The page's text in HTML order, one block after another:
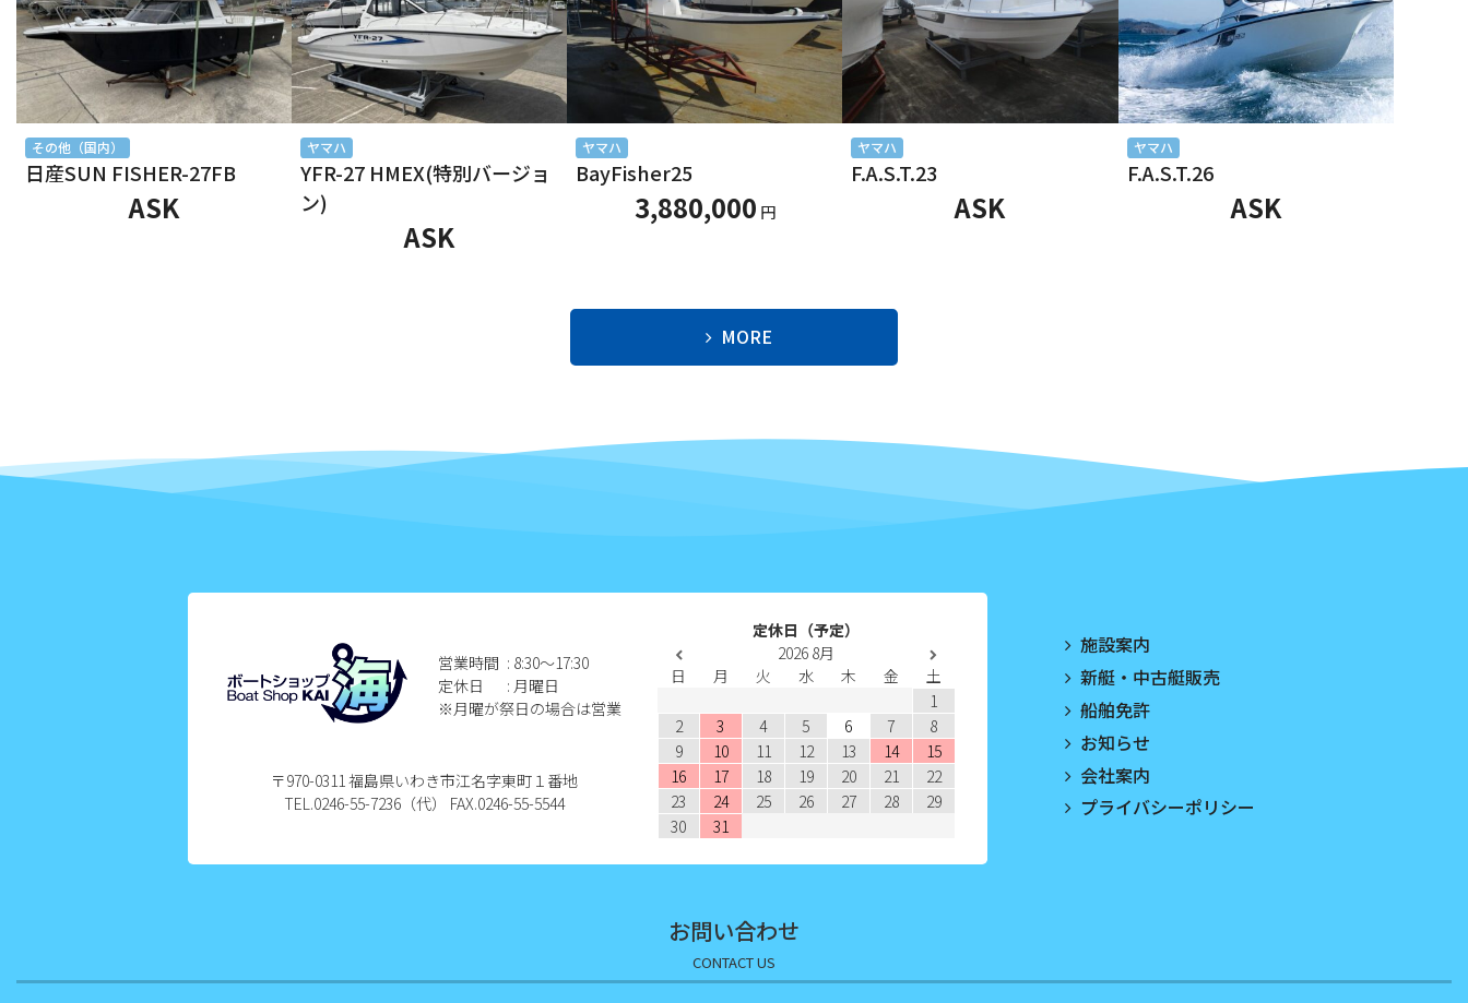
2025年8月
2025年7月
2025年6月
2025年5月
2024年11月
2024年9月
その他（国内）
日産SUN FISHER-27FB
ASK
ヤマハ
YFR-27 HMEX(特別バージョ
ン)
ASK
ヤマハ
BayFisher25
3,880,000 円
ヤマハ
F.A.S.T.23
ASK
ヤマハ
F.A.S.T.26
ASK
MORE
施設案内
新艇・中古艇販売
船舶免許
お知らせ
会社案内
プライバシーポリシー
営業時間 : 8:30〜17:30
定休日
: 月曜日
※月曜が祭日の場合は営業
〒970-0311 福島県いわき市江名字東町１番地
TEL.0246-55-7236（代） FAX.0246-55-5544
定休日（予定）
2026 8月
日
月 火 水 木 金
土
1
2
3 4 5 6 7
8
9
10 11 12 13 14
15
16
17 18 19 20 21
22
23
24 25 26 27 28
29
30
31
お問い合わせ
CONTACT US